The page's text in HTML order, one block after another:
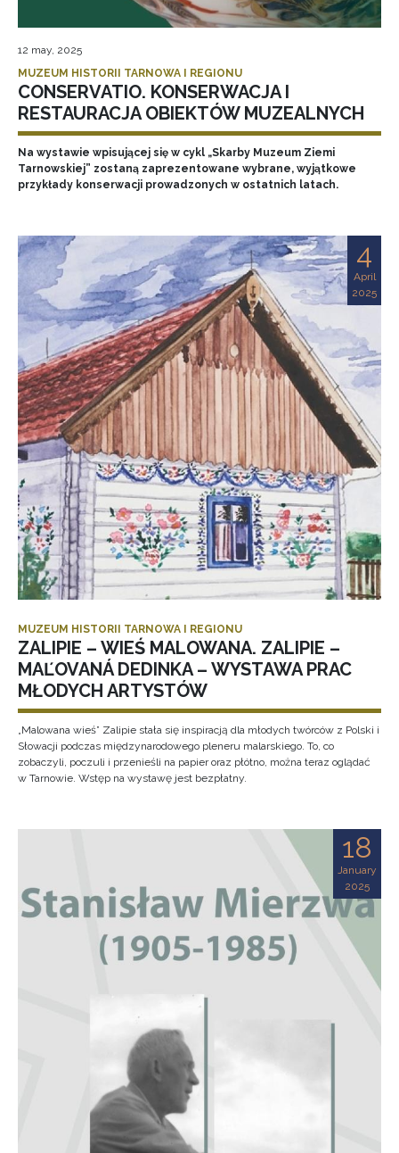
12 may, 2025
MUZEUM HISTORII TARNOWA I REGIONU
CONSERVATIO. KONSERWACJA I
RESTAURACJA OBIEKTÓW MUZEALNYCH
Na wystawie wpisującej się w cykl „Skarby Muzeum Ziemi
Tarnowskiej” zostaną zaprezentowane wybrane, wyjątkowe
przykłady konserwacji prowadzonych w ostatnich latach.
4
April
2025
MUZEUM HISTORII TARNOWA I REGIONU
ZALIPIE – WIEŚ MALOWANA. ZALIPIE –
MAĽOVANÁ DEDINKA – WYSTAWA PRAC
MŁODYCH ARTYSTÓW
„Malowana wieś” Zalipie stała się inspiracją dla młodych twórców z Polski i
Słowacji podczas międzynarodowego pleneru malarskiego. To, co
zobaczyli, poczuli i przenieśli na papier oraz płótno, można teraz oglądać
w Tarnowie. Wstęp na wystawę jest bezpłatny.
18
January
2025